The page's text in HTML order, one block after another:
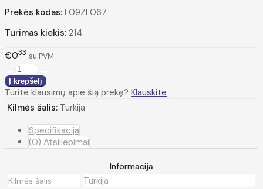
Prekės kodas: L09ZL067
Turimas kiekis: 214
€033 su PVM
Turite klausimų apie šią prekę? Klauskite
Kilmės šalis: Turkija
Specifikacija
(0) Atsiliepimai
Informacija
Kilmės šalis
Turkija